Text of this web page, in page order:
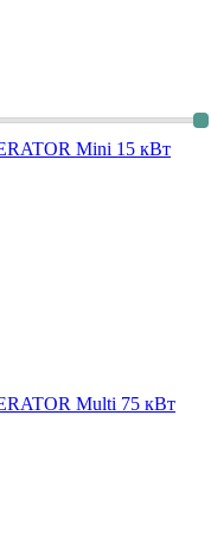
Mini 15 кВт
Multi 75 кВт